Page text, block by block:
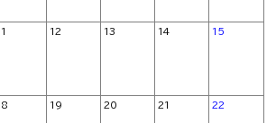
12 13 14 15
19 20 21 22